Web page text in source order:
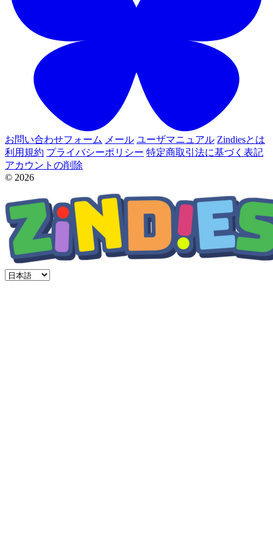
お問い合わせフォーム メール ユーザマニュアル Zindiesとは
利用規約 プライバシーポリシー 特定商取引法に基づく表記
アカウントの削除
© 2026